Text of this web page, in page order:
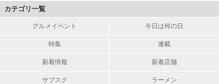
カテゴリ一覧
グルメイベント 今日は何の日
特集 連載
新着情報 新着店舗
サブスク ラーメン